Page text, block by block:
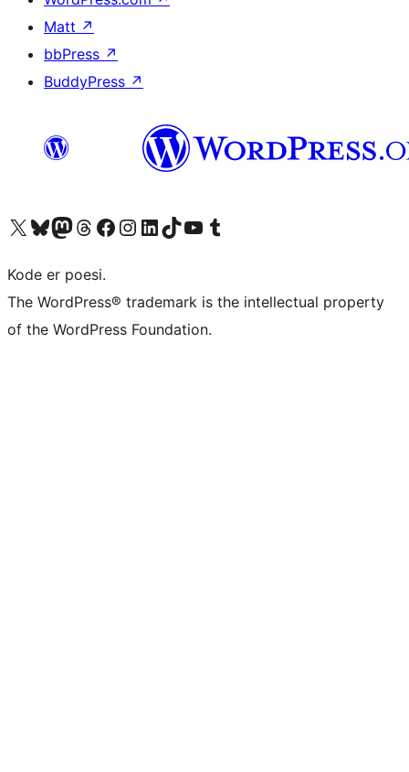
Matt ↗
bbPress ↗
BuddyPress ↗
Besøg vores X (tidligere Twitter) konto
Besøg vores Bluesky-konto
Besøg vores Mastodon konto
Besøg vores Threads-konto
Besøg vores Facebook sideBesøg vores Instagram konto
Besøg vores LinkedIn konto
Besøg vores TikTok-konto
Besøg vores YouTube-kanalBesøg vores Tumblr-konto
Kode er poesi.
The WordPress® trademark is the intellectual property
of the WordPress Foundation.